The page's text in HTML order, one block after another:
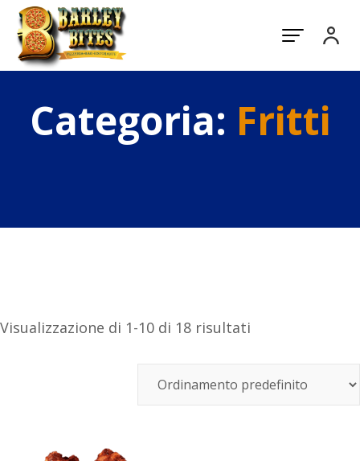
Categoria: Fritti
Visualizzazione di 1-10 di 18 risultati